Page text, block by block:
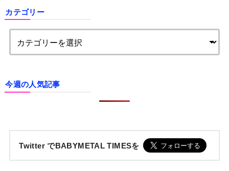
カテゴリー
今週の人気記事
Twitter でBABYMETAL TIMESを